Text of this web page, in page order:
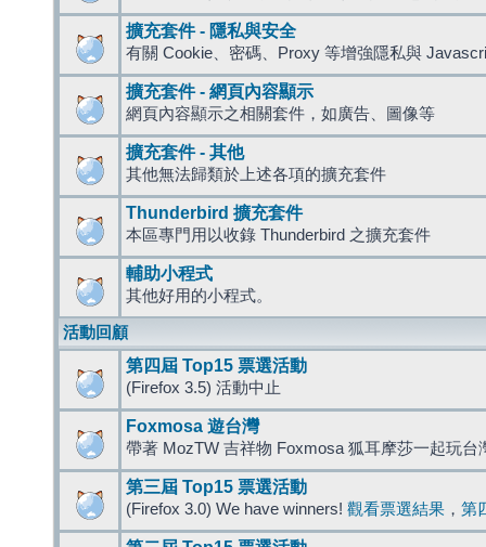
擴充套件 - 隱私與安全
有關 Cookie、密碼、Proxy 等增強隱私與
擴充套件 - 網頁內容顯示
網頁內容顯示之相關套件，如廣告、圖像等
擴充套件 - 其他
其他無法歸類於上述各項的擴充套件
Thunderbird 擴充套件
本區專門用以收錄 Thunderbird 之擴充套件
輔助小程式
其他好用的小程式。
活動回顧
第四屆 Top15 票選活動
(Firefox 3.5) 活動中止
Foxmosa 遊台灣
帶著 MozTW 吉祥物 Foxmosa 狐耳摩莎一起玩台
第三屆 Top15 票選活動
(Firefox 3.0) We have winners! 觀看票選結果 ， 第